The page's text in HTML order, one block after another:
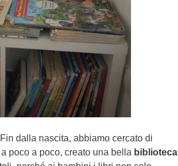
dalla nascita, abbiamo cercato di
poco a poco, creato una bella biblioteca